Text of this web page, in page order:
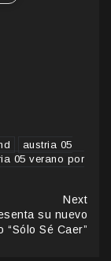
austria 05
05 verano por
Next
su nuevo
“Sólo Sé Caer”